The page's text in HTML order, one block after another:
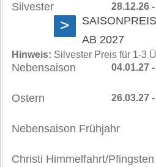
Silvester 28.12.26
>
AB 2027
Hinweis: Silvester Preis für 1-3
Nebensaison 04.01.27
Ostern 26.03.27
Nebensaison Frühjahr
Christi Himmelfahrt/Pfingsten